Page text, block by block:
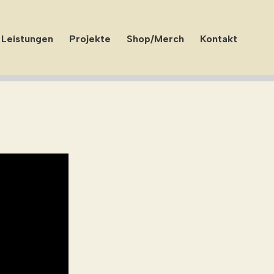
Leistungen Projekte Shop/Merch Kontakt